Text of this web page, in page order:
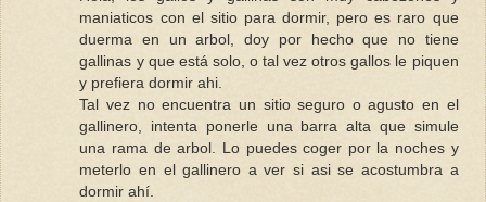
maniaticos con el sitio para dormir, pero es raro que
duerma en un arbol, doy por hecho que no tiene
gallinas y que está solo, o tal vez otros gallos le piquen
y prefiera dormir ahi.
Tal vez no encuentra un sitio seguro o agusto en el
gallinero, intenta ponerle una barra alta que simule
una rama de arbol. Lo puedes coger por la noches y
meterlo en el gallinero a ver si asi se acostumbra a
dormir ahí.